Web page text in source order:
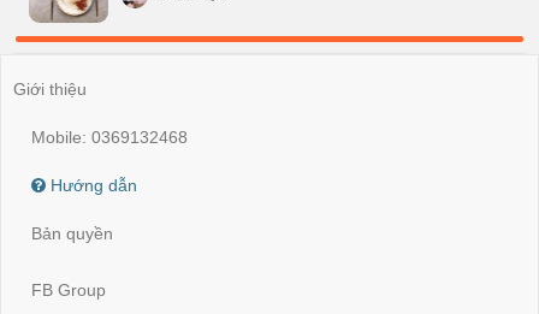
Giới thiệu
Mobile: 0369132468
Hướng dẫn
Bản quyền
FB Group